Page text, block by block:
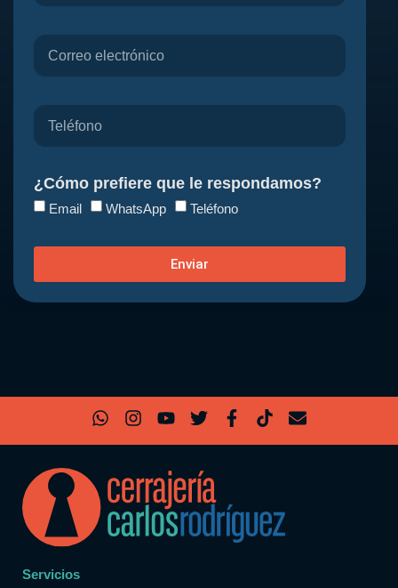
¿Cómo prefiere que le respondamos?
Email WhatsApp Teléfono
Enviar
Servicios